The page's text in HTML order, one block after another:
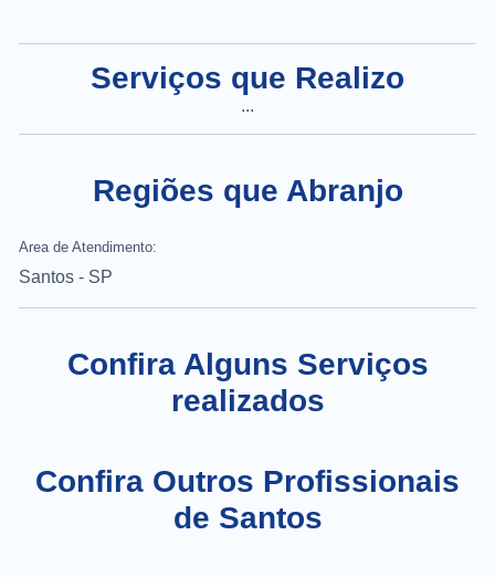
Serviços que Realizo
...
Regiões que Abranjo
Area de Atendimento:
Santos - SP
Confira Alguns Serviços
realizados
Confira Outros Profissionais
de Santos